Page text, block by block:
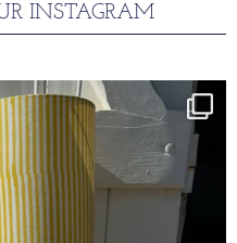
INSTAGRAM